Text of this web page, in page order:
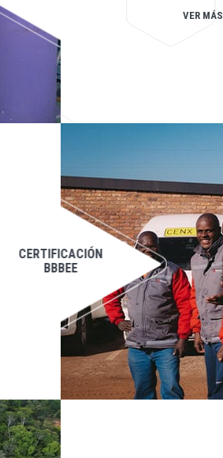
VER MÁS
CERTIFICACIÓN
BBBEE